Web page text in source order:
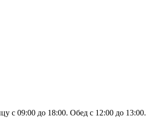
с 09:00 до 18:00. Обед с 12:00 до 13:00.